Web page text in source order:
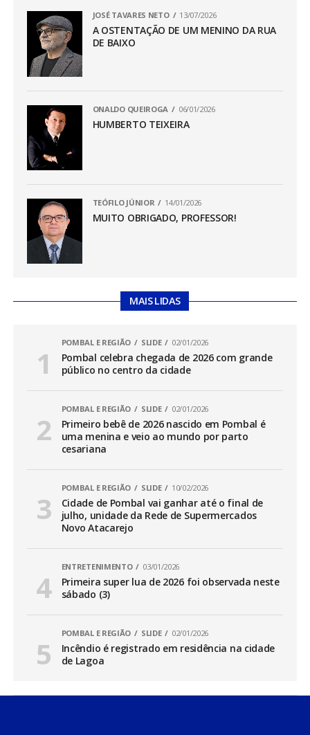
JOSÉ TAVARES NETO 13/07/2026
A OSTENTAÇÃO DE UM MENINO DA RUA
DE BAIXO
ONALDO QUEIROGA 06/01/2026
HUMBERTO TEIXEIRA
TEÓFILO JÚNIOR 14/01/2026
MUITO OBRIGADO, PROFESSOR!
MAIS LIDAS
POMBAL E REGIÃO SLIDE 02/01/2026
Pombal celebra chegada de 2026 com grande
público no centro da cidade
POMBAL E REGIÃO SLIDE 02/01/2026
Primeiro bebê de 2026 nascido em Pombal é
uma menina e veio ao mundo por parto
cesariana
POMBAL E REGIÃO SLIDE 10/02/2026
Cidade de Pombal vai ganhar até o final de
julho, unidade da Rede de Supermercados
Novo Atacarejo
ENTRETENIMENTO 03/01/2026
Primeira super lua de 2026 foi observada neste
sábado (3)
POMBAL E REGIÃO SLIDE 02/01/2026
Incêndio é registrado em residência na cidade
de Lagoa